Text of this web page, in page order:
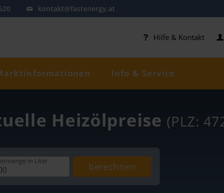
kontakt@fastenergy.at
Hilfe & Kontakt
Info & Service
Heizölpreise (PLZ:
in Liter berechnen